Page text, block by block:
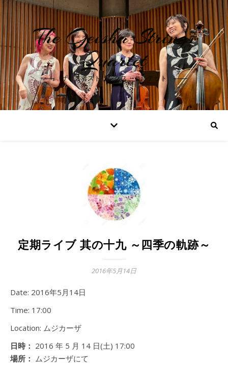
The Geisha Strings
Quartet
ザ・芸者ストリングス・カルテット
定期ライブ 其の十九 ～四季の軌跡～
2016年5月14日
Date: 2016年5月14日
Time: 17:00
Location: ムジカーザ
日時： 2016 年 5 月 14 日(土) 17:00
場所： ムジカーザにて